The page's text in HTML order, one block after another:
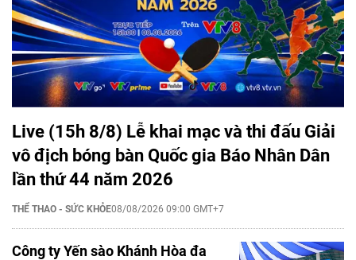
Live (15h 8/8) Lễ khai mạc và thi đấu Giải
vô địch bóng bàn Quốc gia Báo Nhân Dân
lần thứ 44 năm 2026
THỂ THAO - SỨC KHỎE08/08/2026 09:00 GMT+7
Công ty Yến sào Khánh Hòa đa